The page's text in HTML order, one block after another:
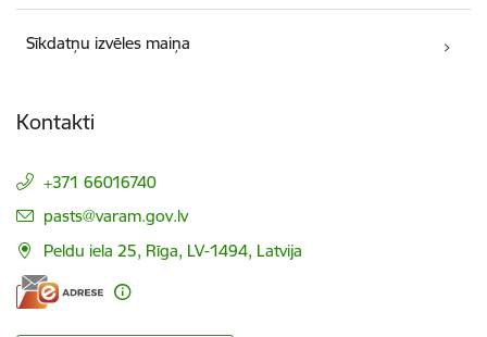
Sīkdatņu izvēles maiņa
Kontakti
+371 66016740
E-pasts:
pasts@varam.gov.lv
Peldu iela 25, Rīga, LV-1494, Latvija